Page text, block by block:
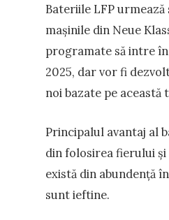
Bateriile LFP
mașinile din Neue
programate să intre
2025, dar vor fi
noi bazate pe această
Principalul avantaj al
din folosirea fierului
există din abundență
sunt ieftine.